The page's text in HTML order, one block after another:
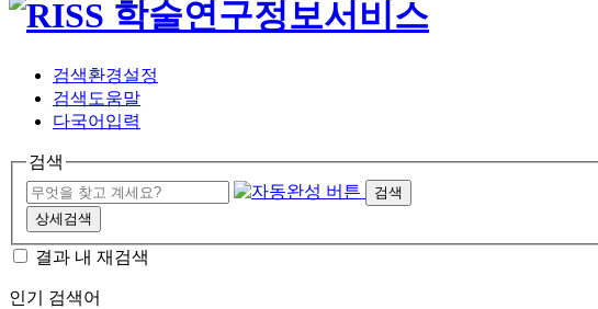
검색환경설정
검색도움말
다국어입력
검색
검색
상세검색
결과 내 재검색
인기 검색어